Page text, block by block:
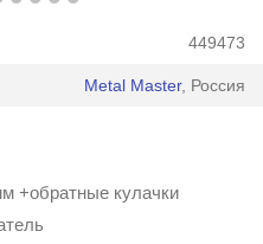
449473
Metal Master, Россия
+обратные кулачки